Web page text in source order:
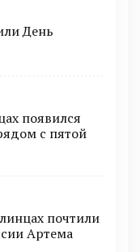
День
появился
с пятой
почтили
Артема